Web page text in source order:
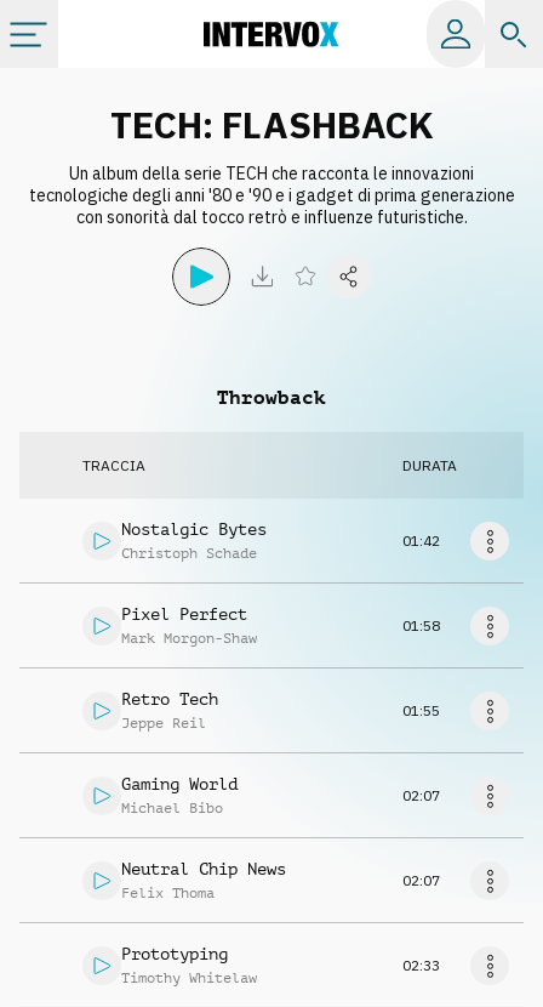
Album
Info
Richiedi musica
TECH: FLASHBACK
Un album della serie TECH che racconta le innovazioni
tecnologiche degli anni '80 e '90 e i gadget di prima generazione
con sonorità dal tocco retrò e influenze futuristiche.
Throwback
TRACCIA DURATA
Nostalgic Bytes
Christoph Schade
01:42
Pixel Perfect
Mark Morgon-Shaw
01:58
Retro Tech
Jeppe Reil
01:55
Gaming World
Michael Bibo
02:07
Neutral Chip News
Felix Thoma
02:07
Prototyping
Timothy Whitelaw
02:33